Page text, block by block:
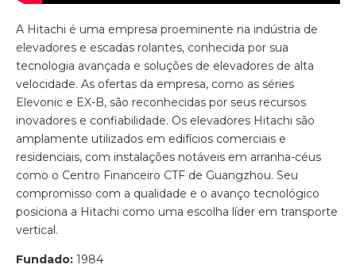
A Hitachi é uma empresa proeminente na indústria de
elevadores e escadas rolantes, conhecida por sua
tecnologia avançada e soluções de elevadores de alta
velocidade. As ofertas da empresa, como as séries
Elevonic e EX-B, são reconhecidas por seus recursos
inovadores e confiabilidade. Os elevadores Hitachi são
amplamente utilizados em edifícios comerciais e
residenciais, com instalações notáveis ​​em arranha-céus
como o Centro Financeiro CTF de Guangzhou. Seu
compromisso com a qualidade e o avanço tecnológico
posiciona a Hitachi como uma escolha líder em transporte
vertical.
Fundado: 1984